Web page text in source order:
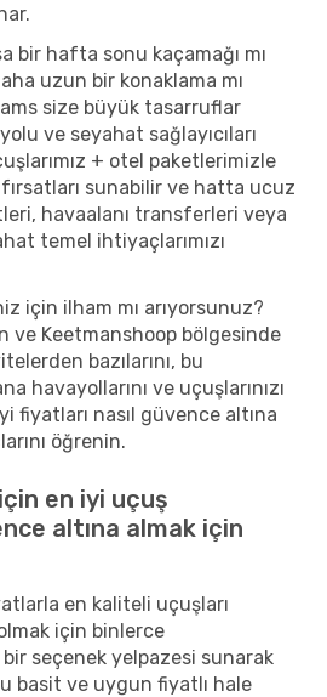
bir hafta sonu kaçamağı mı
uzun bir konaklama mı
size büyük tasarruflar
ve seyahat sağlayıcıları
+ otel paketlerimizle
sunabilir ve hatta ucuz
havaalanı transferleri veya
temel ihtiyaçlarımızı
için ilham mı arıyorsunuz?
ve Keetmanshoop bölgesinde
bazılarını, bu
havayollarını ve uçuşlarınızı
fiyatları nasıl güvence altına
öğrenin.
en iyi uçuş
altına almak için
en kaliteli uçuşları
için binlerce
seçenek yelpazesi sunarak
basit ve uygun fiyatlı hale